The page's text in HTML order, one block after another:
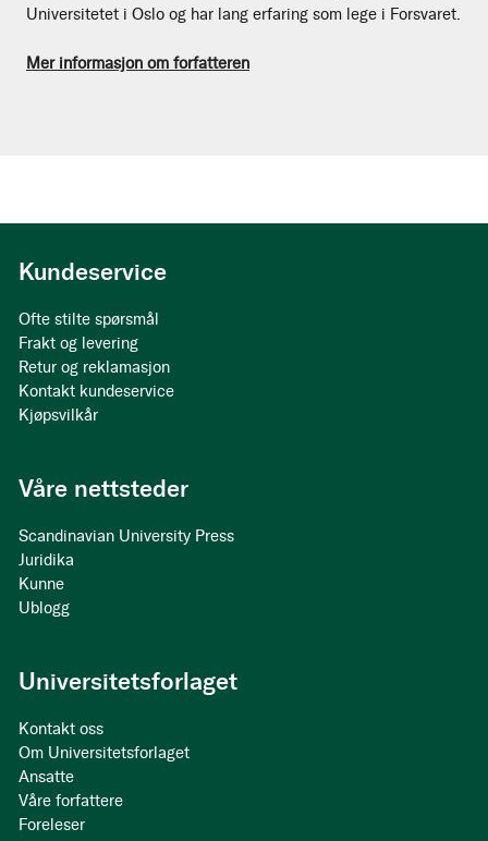
Universitetet i Oslo og har lang erfaring som lege i Forsvaret.
Mer informasjon om forfatteren
Kundeservice
Ofte stilte spørsmål
Frakt og levering
Retur og reklamasjon
Kontakt kundeservice
Kjøpsvilkår
Våre nettsteder
Scandinavian University Press
Juridika
Kunne
Ublogg
Universitetsforlaget
Kontakt oss
Om Universitetsforlaget
Ansatte
Våre forfattere
Foreleser